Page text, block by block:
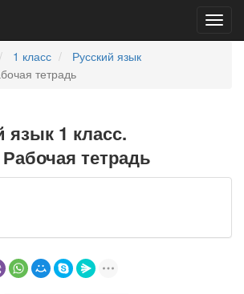
1 класс
Русский язык
тетрадь
язык 1 класс.
тетрадь